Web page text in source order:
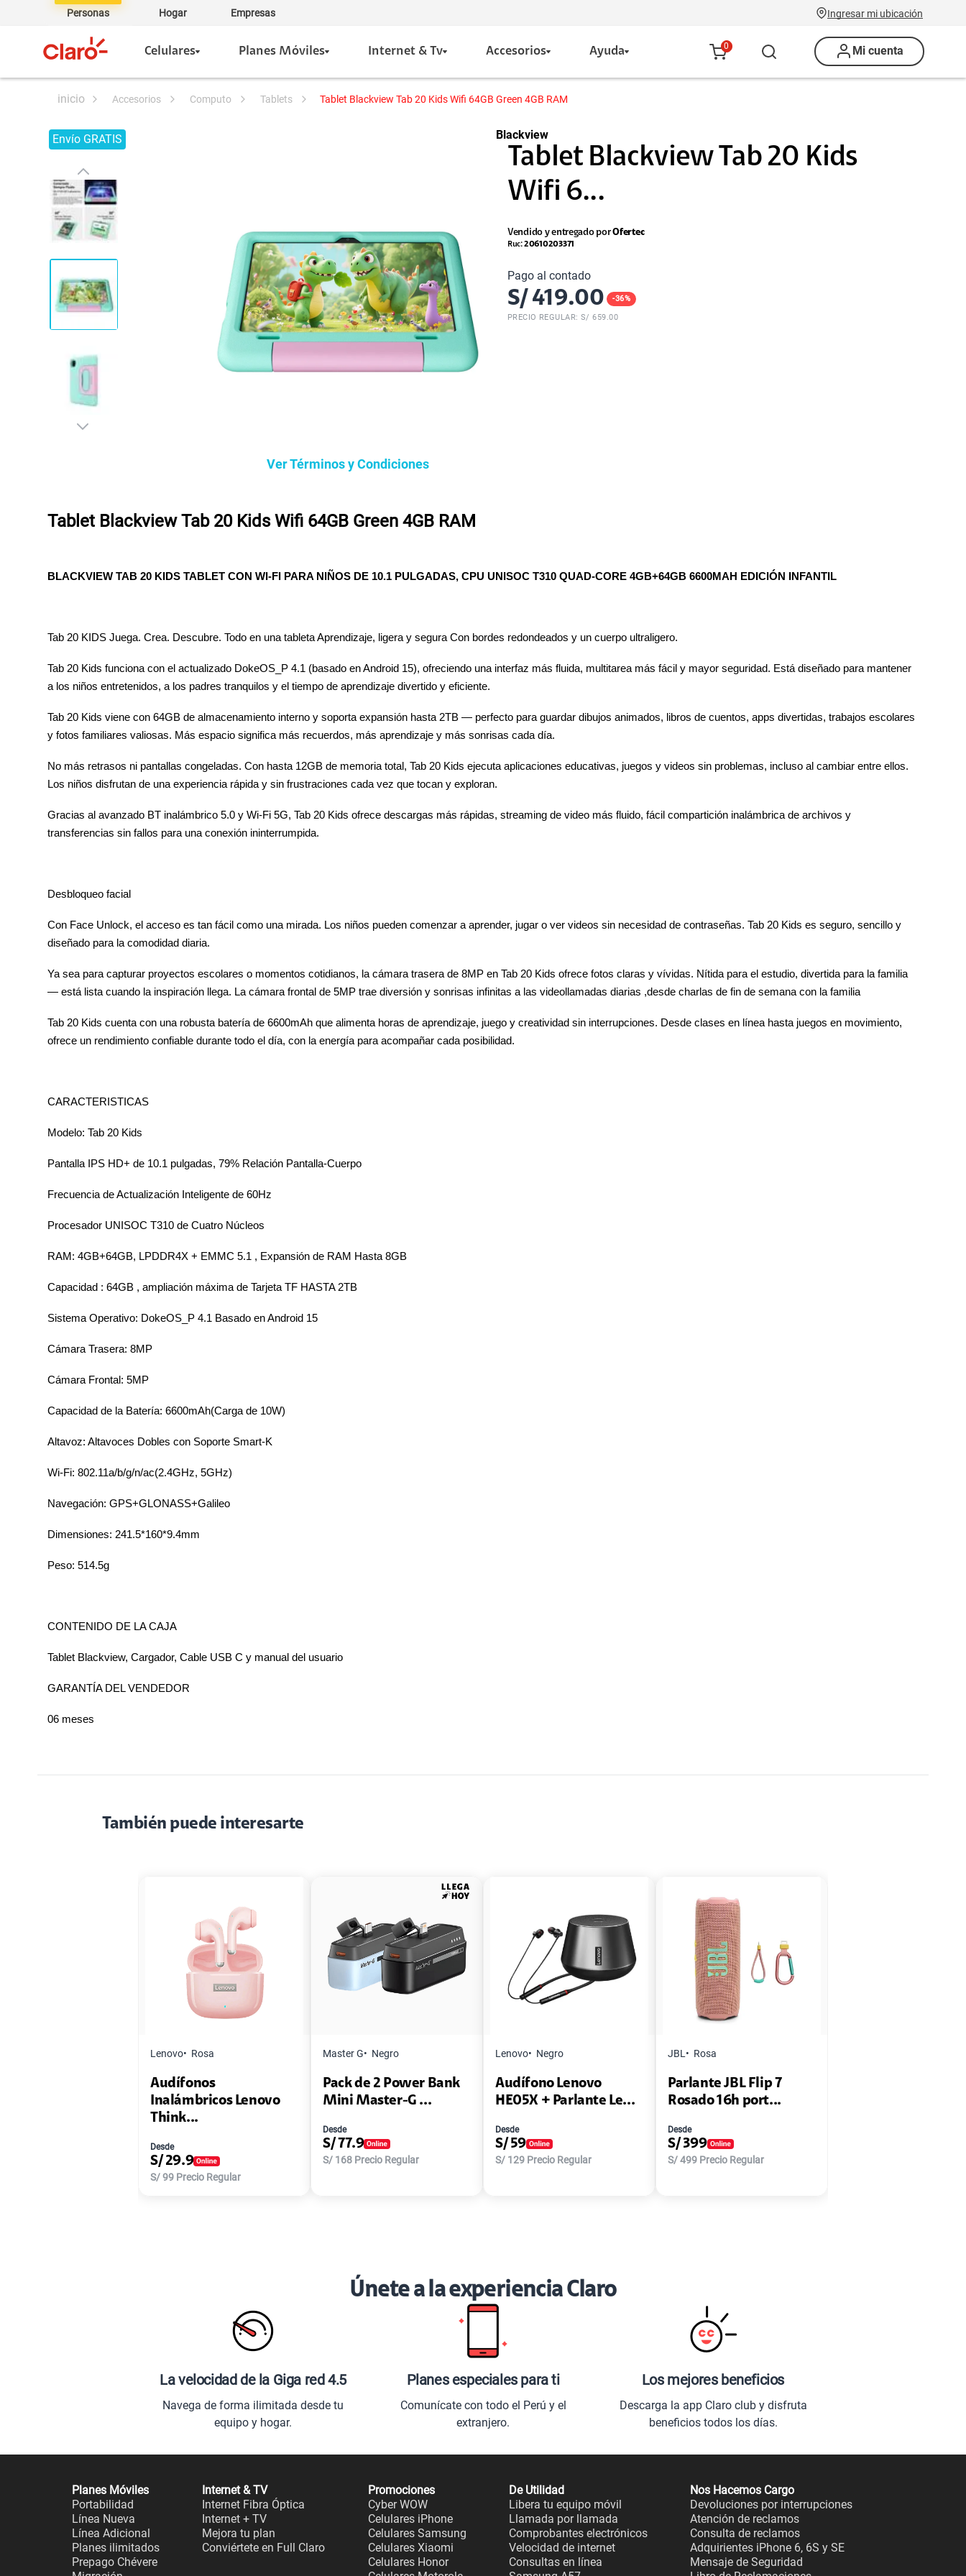
Personas Hogar Empresas Ingresar mi ubicación
Celulares Planes Móviles Internet & Tv Accesorios Ayuda 0 Mi cuenta
accesorios computo tablets Tablet Blackview Tab 20 Kids Wifi 64GB Green 4GB RAM
Envío GRATIS
Ver Términos y Condiciones
Blackview
Tablet Blackview Tab 20 Kids
Wifi 6...
Vendido y entregado porOfertec
Ruc:20610203371
Pago al contado
S/ 419.00 -36%
PRECIO REGULAR: S/659.00
Tablet Blackview Tab 20 Kids Wifi 64GB Green 4GB RAM
BLACKVIEW TAB 20 KIDS TABLET CON WI-FI PARA NIÑOS DE 10.1 PULGADAS, CPU UNISOC T310 QUAD-CORE 4GB+64GB 6600MAH EDICIÓN INFANTIL
Tab 20 KIDS Juega. Crea. Descubre. Todo en una tableta Aprendizaje, ligera y segura Con bordes redondeados y un cuerpo ultraligero.
Tab 20 Kids funciona con el actualizado DokeOS_P 4.1 (basado en Android 15), ofreciendo una interfaz más fluida, multitarea más fácil y mayor seguridad. Está diseñado para mantener
a los niños entretenidos, a los padres tranquilos y el tiempo de aprendizaje divertido y eficiente.
Tab 20 Kids viene con 64GB de almacenamiento interno y soporta expansión hasta 2TB — perfecto para guardar dibujos animados, libros de cuentos, apps divertidas, trabajos escolares
y fotos familiares valiosas. Más espacio significa más recuerdos, más aprendizaje y más sonrisas cada día.
No más retrasos ni pantallas congeladas. Con hasta 12GB de memoria total, Tab 20 Kids ejecuta aplicaciones educativas, juegos y videos sin problemas, incluso al cambiar entre ellos.
Los niños disfrutan de una experiencia rápida y sin frustraciones cada vez que tocan y exploran.
Gracias al avanzado BT inalámbrico 5.0 y Wi-Fi 5G, Tab 20 Kids ofrece descargas más rápidas, streaming de video más fluido, fácil compartición inalámbrica de archivos y
transferencias sin fallos para una conexión ininterrumpida.
Desbloqueo facial
Con Face Unlock, el acceso es tan fácil como una mirada. Los niños pueden comenzar a aprender, jugar o ver videos sin necesidad de contraseñas. Tab 20 Kids es seguro, sencillo y
diseñado para la comodidad diaria.
Ya sea para capturar proyectos escolares o momentos cotidianos, la cámara trasera de 8MP en Tab 20 Kids ofrece fotos claras y vívidas. Nítida para el estudio, divertida para la familia
— está lista cuando la inspiración llega. La cámara frontal de 5MP trae diversión y sonrisas infinitas a las videollamadas diarias ,desde charlas de fin de semana con la familia
Tab 20 Kids cuenta con una robusta batería de 6600mAh que alimenta horas de aprendizaje, juego y creatividad sin interrupciones. Desde clases en línea hasta juegos en movimiento,
ofrece un rendimiento confiable durante todo el día, con la energía para acompañar cada posibilidad.
CARACTERISTICAS
Modelo: Tab 20 Kids
Pantalla IPS HD+ de 10.1 pulgadas, 79% Relación Pantalla-Cuerpo
Frecuencia de Actualización Inteligente de 60Hz
Procesador UNISOC T310 de Cuatro Núcleos
RAM: 4GB+64GB, LPDDR4X + EMMC 5.1 , Expansión de RAM Hasta 8GB
Capacidad : 64GB , ampliación máxima de Tarjeta TF HASTA 2TB
Sistema Operativo: DokeOS_P 4.1 Basado en Android 15
Cámara Trasera: 8MP
Cámara Frontal: 5MP
Capacidad de la Batería: 6600mAh(Carga de 10W)
Altavoz: Altavoces Dobles con Soporte Smart-K
Wi-Fi: 802.11a/b/g/n/ac(2.4GHz, 5GHz)
Navegación: GPS+GLONASS+Galileo
Dimensiones: 241.5*160*9.4mm
Peso: 514.5g
CONTENIDO DE LA CAJA
Tablet Blackview, Cargador, Cable USB C y manual del usuario
GARANTÍA DEL VENDEDOR
06 meses
También puede interesarte
Lenovo Rosa
Audífonos
Inalámbricos Lenovo
Think...
Desde
S/ 29.9
S/99 Precio Regular
Master G Negro
Pack de 2 Power Bank
Mini Master-G ...
Desde
S/77.9
S/ 168 Precio Regular
Lenovo Negro
Audífono Lenovo
HE05X + Parlante Le...
Desde
S/ 59
S/ 129 Precio Regular
JBL Rosa
Parlante JBL Flip 7
Rosado 16h port...
Desde
S/ 399
S/499 Precio Regular
Únete a la experiencia Claro
La velocidad de la Giga red 4.5
Navega de forma ilimitada desde tu
equipo y hogar.
Planes especiales para ti
Comunícate con todo el Perú y el
extranjero.
Los mejores beneficios
Descarga la app Claro club y disfruta
beneficios todos los días.
Planes Móviles
Portabilidad
Línea Nueva
Línea Adicional
Planes ilimitados
Prepago Chévere
Internet & TV
Internet Fibra Óptica
Internet + TV
Mejora tu plan
Conviértete en Full Claro
Promociones
Cyber WOW
Celulares iPhone
Celulares Samsung
Celulares Xiaomi
Celulares Honor
De Utilidad
Libera tu equipo móvil
Llamada por llamada
Comprobantes electrónicos
Velocidad de internet
Consultas en línea
Nos Hacemos Cargo
Devoluciones por interrupciones
Atención de reclamos
Consulta de reclamos
Adquirientes iPhone 6, 6S y SE
Mensaje de Seguridad